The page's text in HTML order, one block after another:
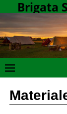
Brigata